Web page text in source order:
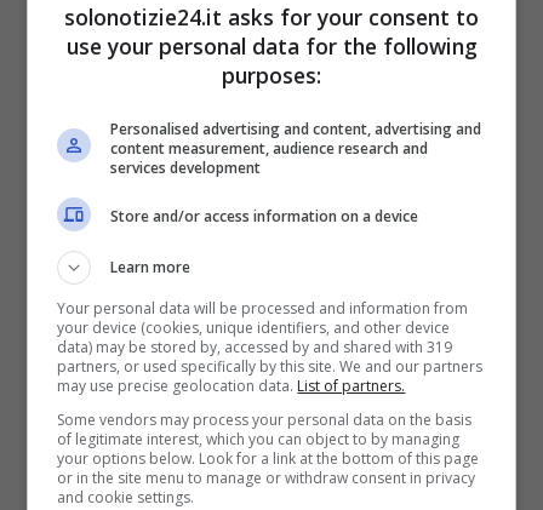
Leggi anche—–>Carolyn Smith
doloroso lutto: “Notizia
scioccante, sono senza parole”
solonotizie24.it asks for your consent to
use your personal data for the following
purposes:
Personalised advertising and content, advertising and
content measurement, audience research and
services development
Store and/or access information on a device
Learn more
Your personal data will be processed and information from
your device (cookies, unique identifiers, and other device
data) may be stored by, accessed by and shared with 319
partners, or used specifically by this site. We and our partners
may use precise geolocation data. List of partners.
Some vendors may process your personal data on the basis
of legitimate interest, which you can object to by managing
your options below. Look for a link at the bottom of this page
or in the site menu to manage or withdraw consent in privacy
and cookie settings.